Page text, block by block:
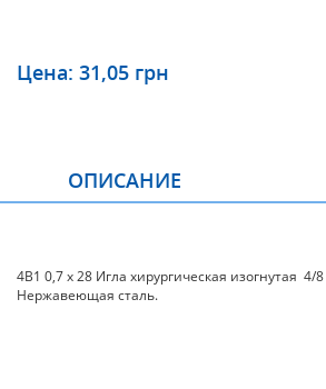
Цена: 31,05 грн
ОПИСАНИЕ
4В1 0,7 х 28 Игла хирургическая изогнутая 4/
Нержавеющая сталь.